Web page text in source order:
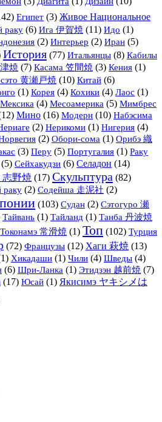
Египет (3) Живое Национальное
раку (6) Ига 伊賀焼 (11) Идо (1)
(2) Интерьер (2) Иран (5)
История (77) Итальянцы (8) Кабилы
焼 (7) Касама 笠間焼 (3) Кения (1)
黄瀬戸焼 (10) Китай (6)
(1) Корея (4) Кохики (4) Лаос (1)
Мексика (4) Месоамерика (5) Мимбрес
Мино (16) Модерн (10) Набэсима
(2) Нерикоми (1) Нигерия (4)
(2) Обори-сома (1) Орибэ 織
(3) Перу (5) Португалия (1) Раку
(5) Сейхакудзи (6) Селадон (14)
志野焼 (17) Скульптура (82)
раку (2) Содейша 走泥社 (2)
(103) Судан (2) Сэтогуро 瀬
Тайвань (1) Тайланд (1) Танба 丹波焼
Токонамэ 常滑焼 (1) Топ (102) Турция
(72) Французы (12) Хаги 萩焼 (13)
Хикадаши (1) Чили (4) Шведы (4)
(6) Шри-Ланка (1) Этидзэн 越前焼 (7)
(17) Юсай (1) Якисимэ ヤキシメは